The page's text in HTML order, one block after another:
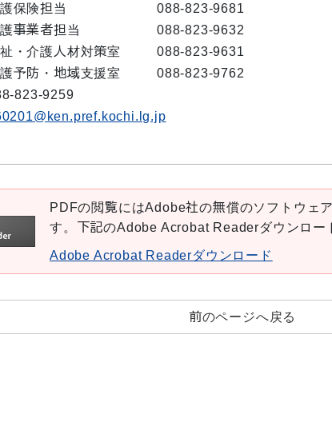
保険担当
088-823-9681
事業者担当
088-823-9632
・介護人材対策室
088-823-9631
予防・地域支援室
088-823-9762
823-9259
PDFの閲覧にはAdobe社の無償のソフトウェ
す。下記のAdobe Acrobat Readerダウンロー
Adobe Acrobat Readerダウンロード
前のページへ戻る